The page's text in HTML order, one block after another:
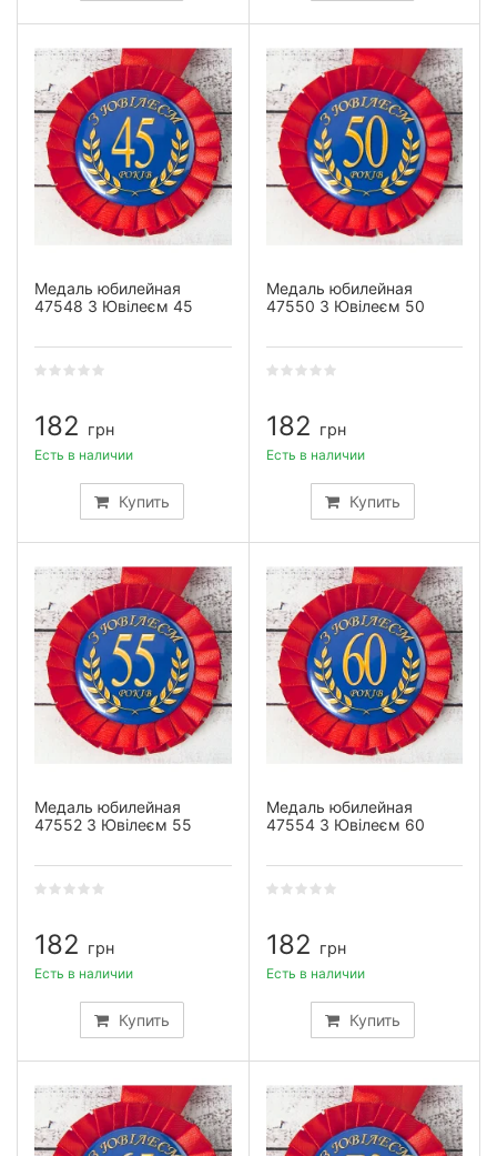
Медаль юбилейная
47548 З Ювілеєм 45
182 грн
Купить
Есть в наличии
Медаль юбилейная
47550 З Ювілеєм 50
182 грн
Купить
Есть в наличии
Медаль юбилейная
47552 З Ювілеєм 55
182 грн
Купить
Есть в наличии
Медаль юбилейная
47554 З Ювілеєм 60
182 грн
Купить
Есть в наличии